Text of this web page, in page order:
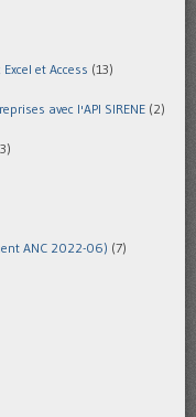
et Access (13)
avec l'API SIRENE (2)
ANC 2022-06) (7)